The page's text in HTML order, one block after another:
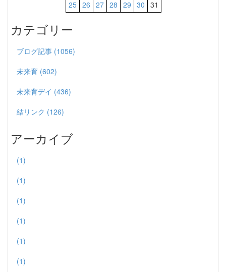
25 26 27 28 29 30 31
カテゴリー
ブログ記事 (1056)
未来育 (602)
未来育デイ (436)
結リンク (126)
アーカイブ
(1)
(1)
(1)
(1)
(1)
(1)